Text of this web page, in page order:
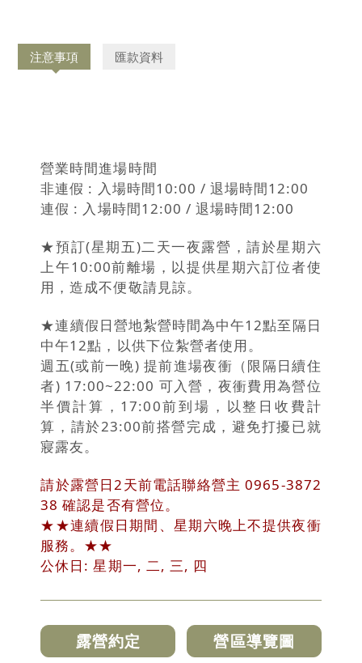
注意事項 匯款資料
營業時間進場時間
非連假 : 入場時間10:00 / 退場時間12:00
連假 : 入場時間12:00 / 退場時間12:00
★預訂(星期五)二天一夜露營，請於星期六
上午10:00前離場，以提供星期六訂位者使
用，造成不便敬請見諒。
★連續假日營地紮營時間為中午12點至隔日
中午12點，以供下位紮營者使用。
週五(或前一晚) 提前進場夜衝（限隔日續住
者) 17:00~22:00 可入營，夜衝費用為營位
半價計算，17:00前到場，以整日收費計
算，請於23:00前搭營完成，避免打擾已就
寢露友。
請於露營日2天前電話聯絡營主 0965-3872
38 確認是否有營位。
★★連續假日期間、星期六晚上不提供夜衝
服務。★★
公休日: 星期一, 二, 三, 四
露營約定 營區導覽圖